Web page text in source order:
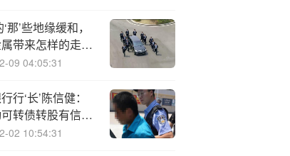
那’些地缘缓和，
带来怎样的走
09 04:05:31
行‘长’陈信健：
转债转股有信
措，继续吸引现
02 10:54:31